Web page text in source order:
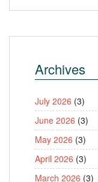
Archives
July 2026 (3)
June 2026 (3)
May 2026 (3)
April 2026 (3)
March 2026 (3)